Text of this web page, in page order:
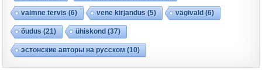
vaimne tervis (6) vene kirjandus (5) vägivald (6)
õudus (21) ühiskond (37)
эстонские авторы на русском (10)